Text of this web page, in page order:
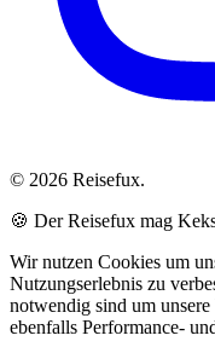
© 2026 Reisefux.
🍪 Der Reisefux mag
Wir nutzen Cookies um
Nutzungserlebnis zu
notwendig sind um
ebenfalls Performance-